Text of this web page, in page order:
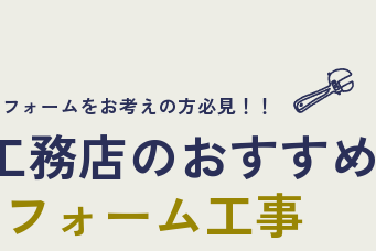
フォームをお考えの方必見！！
務店のおすす
ォーム工事